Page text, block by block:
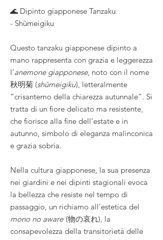
🌊 Dipinto giapponese Tanzaku
- Shūmeigiku
Questo tanzaku giapponese dipinto a
mano rappresenta con grazia e leggerezza
l’anemone giapponese, noto con il nome
秋明菊 (shūmeigiku), letteralmente
“crisantemo della chiarezza autunnale”. Si
tratta di un fiore delicato ma resistente,
che fiorisce alla fine dell’estate e in
autunno, simbolo di eleganza malinconica
e grazia sobria.
Nella cultura giapponese, la sua presenza
nei giardini e nei dipinti stagionali evoca
la bellezza che resiste nel tempo di
passaggio, un richiamo all’estetica del
mono no aware (物の哀れ), la
consapevolezza della transitorietà delle